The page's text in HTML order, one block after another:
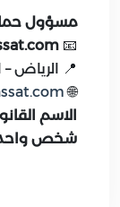
مسؤول
📧
📍 الرياض –
🌐
الاسم
شخص